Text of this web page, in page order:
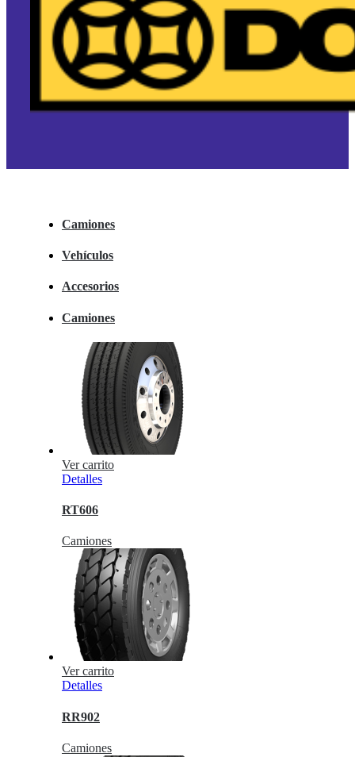
Camiones
Vehículos
Accesorios
Camiones
Ver carrito
Detalles
RT606
Camiones
Ver carrito
Detalles
RR902
Camiones